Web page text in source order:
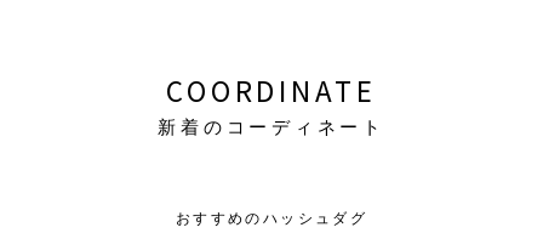
COORDINATE
新着のコーディネート
おすすめのハッシュダグ